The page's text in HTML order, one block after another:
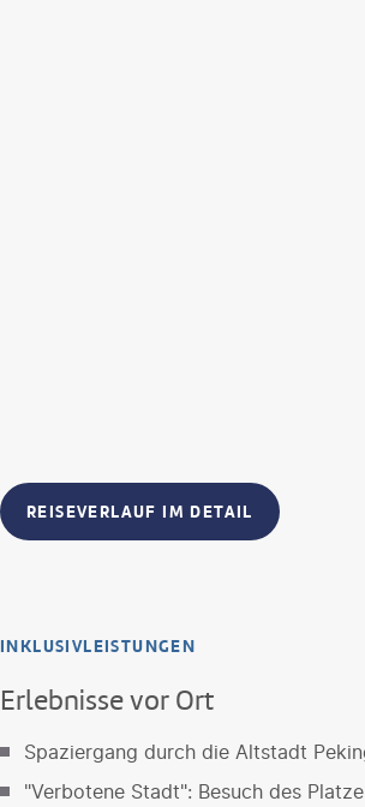
REISEVERLAUF IM DETAIL
INKLUSIVLEISTUNGEN
Erlebnisse vor Ort
Spaziergang durch die Altstadt
"Verbotene Stadt": Besuch des